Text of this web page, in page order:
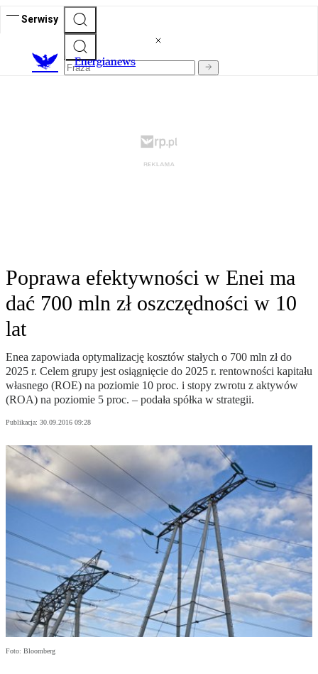
Serwisy
Energianews
Poprawa efektywności w Enei ma
dać 700 mln zł oszczędności w 10
lat
Enea zapowiada optymalizację kosztów stałych o 700 mln zł do
2025 r. Celem grupy jest osiągnięcie do 2025 r. rentowności kapitału
własnego (ROE) na poziomie 10 proc. i stopy zwrotu z aktywów
(ROA) na poziomie 5 proc. – podała spółka w strategii.
Publikacja: 30.09.2016 09:28
Foto: Bloomberg